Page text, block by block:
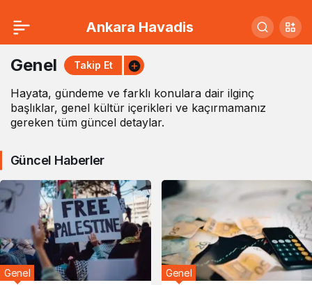
Ankara Havadis
Genel
Haberleri
Genel Takip Et
Hayata, gündeme ve farklı konulara dair ilginç
başlıklar, genel kültür içerikleri ve kaçırmamanız
gereken tüm güncel detaylar.
Güncel Haberler
Genel Genel